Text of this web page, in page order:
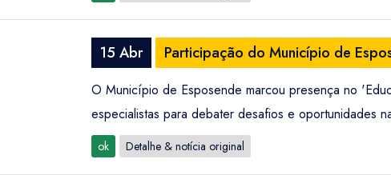
15 Abr Participação do Município de
O Município de Esposende marcou presença no
especialistas para debater desafios e oportunidades
ok Detalhe & notícia original